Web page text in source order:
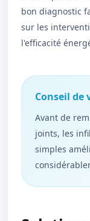
bon diagnostic
sur les
l'efficacité
Conseil de
Avant de
joints, les
simples